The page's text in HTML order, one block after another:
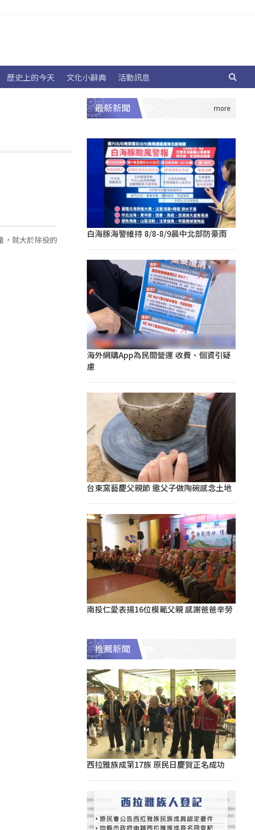
歷史上的今天 文化小辭典 活動訊息
，就大於除役的
最新新聞
白海豚海警維持 8/8-8/9晨中北部防豪雨
海外網購App為民間營運 收費、個資引疑
慮
台東窯藝慶父親節 邀父子做陶碗感念土地
南投仁愛表揚16位模範父親 感謝爸爸辛勞
推薦新聞
西拉雅族成第17族 原民日慶賀正名成功